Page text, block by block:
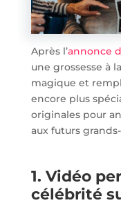
Après l’annonce
une grossesse à
magique et
encore plus
originales pour
aux futurs
1. Vidéo
célébrité